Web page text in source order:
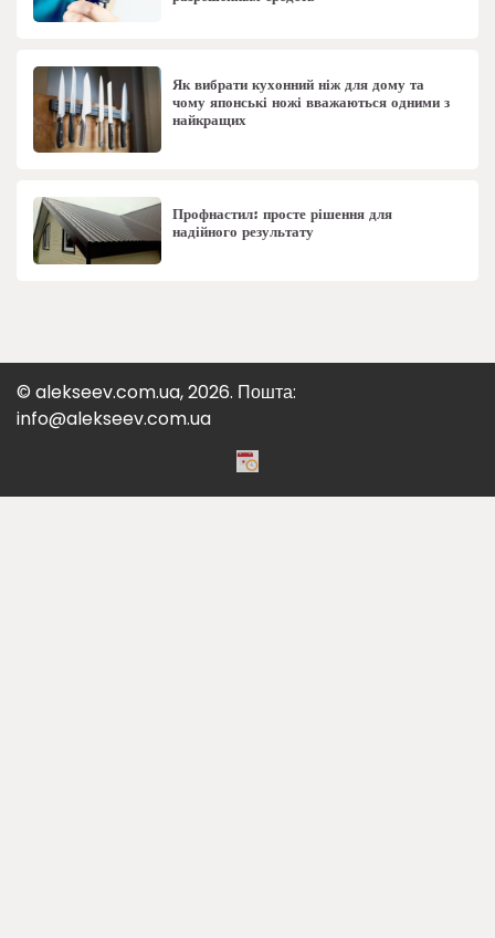
Як вибрати кухонний ніж для дому та
чому японські ножі вважаються одними з
найкращих
Профнастил: просте рішення для
надійного результату
© alekseev.com.ua, 2026. Пошта:
info@alekseev.com.ua